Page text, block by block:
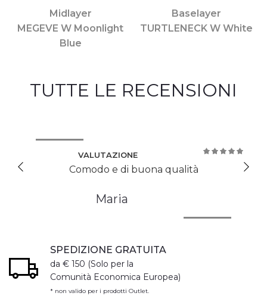
Midlayer
MEGEVE W Moonlight
Blue
Baselayer
TURTLENECK W White
TUTTE LE RECENSIONI
VALUTAZIONE 100%
Comodo e di buona qualità
Maria
SPEDIZIONE GRATUITA
da € 150 (Solo per la
Comunità Economica Europea)
* non valido per i prodotti Outlet.